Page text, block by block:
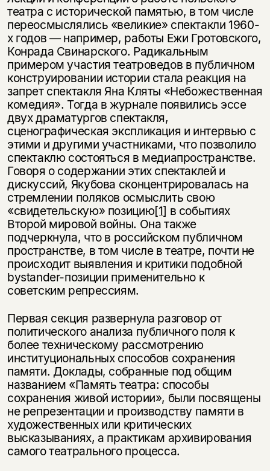
театра с исторической памятью, в том числе
переосмыслялись «великие» спектакли 1960-
х годов — например, работы Ежи Гротовского,
Конрада Свинарского. Радикальным
примером участия театроведов в публичном
конструировании истории стала реакция на
запрет спектакля Яна Кляты «Небожественная
комедия». Тогда в журнале появились эссе
двух драматургов спектакля,
сценографическая экспликация и интервью с
этими и другими участниками, что позволило
спектаклю состояться в медиапространстве.
Говоря о содержании этих спектаклей и
дискуссий, Якубова сконцентрировалась на
стремлении поляков осмыслить свою
«свидетельскую» позицию[1] в событиях
Второй мировой войны. Она также
подчеркнула, что в российском публичном
пространстве, в том числе в театре, почти не
происходит выявления и критики подобной
bystander-позиции применительно к
советским репрессиям.
Первая секция развернула разговор от
политического анализа публичного поля к
более техническому рассмотрению
институциональных способов сохранения
памяти. Доклады, собранные под общим
названием «Память театра: способы
сохранения живой истории», были посвящены
не репрезентации и производству памяти в
художественных или критических
высказываниях, а практикам архивирования
самого театрального процесса.